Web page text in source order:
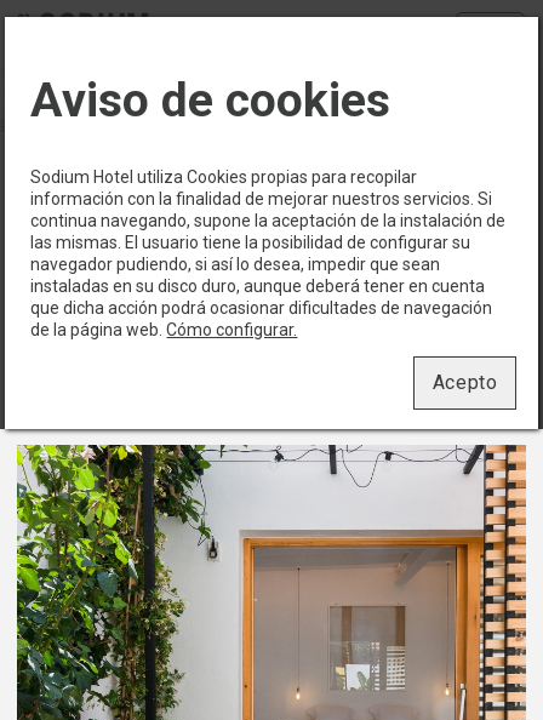
Reserva directamente con nosotros y aprovéchate de las
siguientes ventajas
Habitaciones
Cada una de las seis habitaciones del
hotel boutique es un pequeño oasis de
intimidad, con terraza o patio privado
donde disfrutar de momentos de
desconexión y relax al aire libre.
Acepto
Aviso de cookies
Sodium Hotel utiliza Cookies propias para recopilar
información con la finalidad de mejorar nuestros servicios. Si
continua navegando, supone la aceptación de la instalación de
las mismas. El usuario tiene la posibilidad de configurar su
navegador pudiendo, si así lo desea, impedir que sean
instaladas en su disco duro, aunque deberá tener en cuenta
que dicha acción podrá ocasionar dificultades de navegación
de la página web.Cómo configurar.